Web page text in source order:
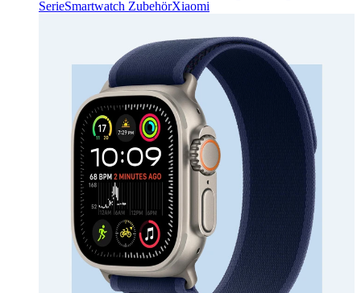
SerieSmartwatch ZubehörXiaomi